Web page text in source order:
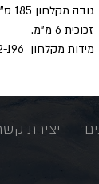
גובה‭ ‬מקלחון ‬185 ‬ס"מ‭. ‬
זכוכית‭ ‬6‭ ‬מ"מ‭. ‬
מידות ‬מקלחון ‭ 132-196 ‬ס"מ‭. ‬
יצירת